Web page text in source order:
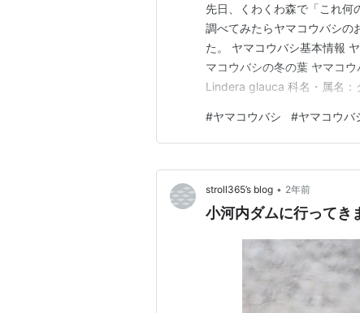
先日、くわくわ森で「これ何
調べてみたらヤマコウバシの
た。 ヤマコウバシ基本情報
マコウバシの冬の葉 ヤマコ
Lindera glauca 科名・属名：
る。 名前の由来：葉をちぎ
られている。 ヤマコウバシ
#ヤマコウバシ #ヤマコウバ
stroll365’s blog • 2年前
小河内ダムに行って